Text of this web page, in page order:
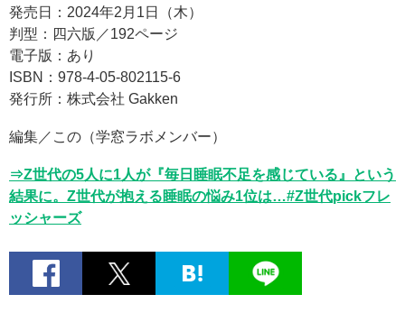
発売日：2024年2月1日（木）
判型：四六版／192ページ
電子版：あり
ISBN：978-4-05-802115-6
発行所：株式会社 Gakken
編集／この（学窓ラボメンバー）
⇒Z世代の5人に1人が『毎日睡眠不足を感じている』という
結果に。Z世代が抱える睡眠の悩み1位は…#Z世代pickフレ
ッシャーズ